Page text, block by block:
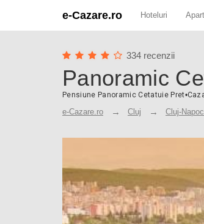
e-Cazare.ro Hoteluri
334 recenzii
Panoramic
Pensiune Panoramic Cetatuie Pret•
e-Cazare.ro Cluj Cluj-